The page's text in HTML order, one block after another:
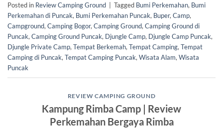
Posted in Review Camping Ground Tagged Bumi Perkemahan, Bumi
Perkemahan di Puncak, Bumi Perkemahan Puncak, Buper, Camp,
Campground, Camping Bogor, Camping Ground, Camping Ground di
Puncak, Camping Ground Puncak, Djungle Camp, Djungle Camp Puncak,
Djungle Private Camp, Tempat Berkemah, Tempat Camping, Tempat
Camping di Puncak, Tempat Camping Puncak, Wisata Alam, Wisata
Puncak
REVIEW CAMPING GROUND
Kampung Rimba Camp | Review
Perkemahan Bergaya Rimba